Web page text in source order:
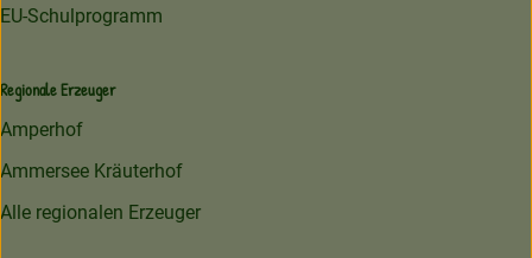
EU-Schulprogramm
Regionale Erzeuger
Amperhof
Ammersee Kräuterhof
Alle regionalen Erzeuger